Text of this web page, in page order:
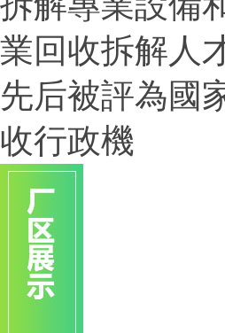
業回收拆解人
先后被評為國
收行政機